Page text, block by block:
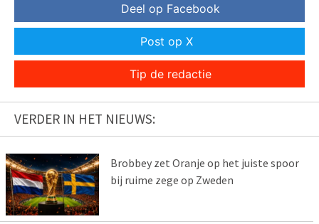
Deel op Facebook
Post op X
Tip de redactie
VERDER IN HET NIEUWS:
Brobbey zet Oranje op het juiste spoor
bij ruime zege op Zweden